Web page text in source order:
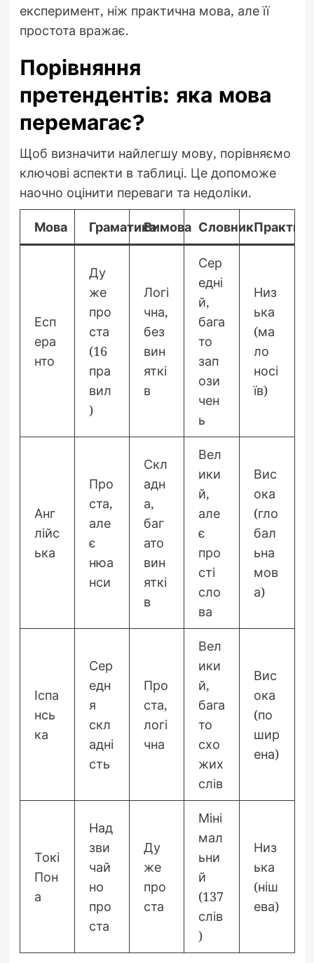
експеримент, ніж практична мова, але її
простота вражає.
Порівняння
претендентів: яка мова
перемагає?
Щоб визначити найлегшу мову, порівняємо
ключові аспекти в таблиці. Це допоможе
наочно оцінити переваги та недоліки.
Мова ГраматикаВимова Словник
Есп
ера
нто
Ду
же
про
ста
(16
пра
вил
)
Логі
чна,
без
вин
яткі
в
Сер
едні
й,
бага
то
зап
ози
чен
ь
Низ
ька
(ма
ло
носі
їв)
Анг
лійс
ька
Про
ста,
але
є
нюа
нси
Скл
адн
а,
баг
ато
вин
яткі
в
Вел
ики
й,
але
є
про
сті
сло
ва
Вис
ока
(гло
бал
ьна
мов
а)
Іспа
нсь
ка
Сер
едн
я
скл
адні
сть
Про
ста,
логі
чна
Вел
ики
й,
бага
то
схо
жих
слів
Вис
ока
(по
шир
ена)
Токі
Пон
а
Над
зви
чай
но
про
ста
Ду
же
про
ста
Міні
мал
ьни
й
(137
слів
)
Низ
ька
(ніш
ева)